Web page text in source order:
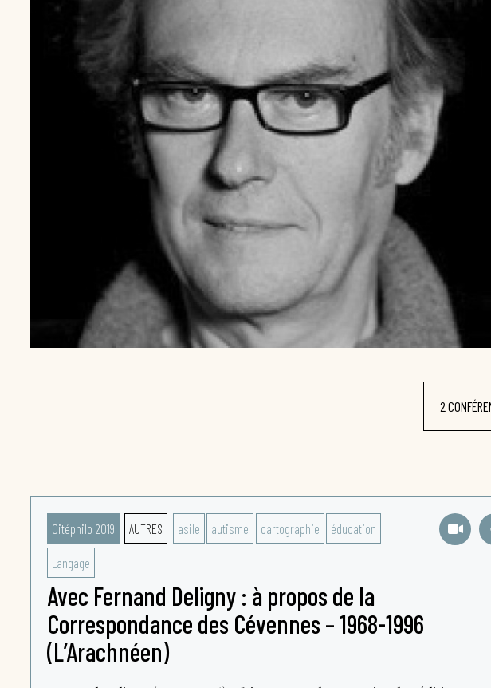
2
Citéphilo 2019 AUTRES asile autisme cartographie éducation
Langage
Avec Fernand Deligny : à propos de la
Correspondance des Cévennes – 1968-1996
(L’Arachnéen)